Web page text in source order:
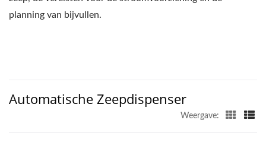
planning van bijvullen.
Automatische Zeepdispenser
Weergave: